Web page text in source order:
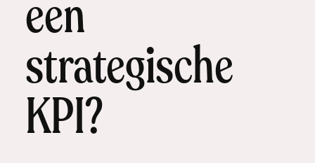
een
strategische
KPI?